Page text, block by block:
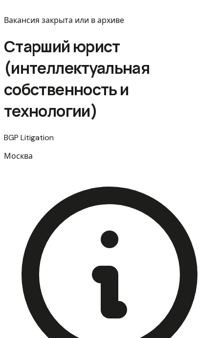
Вакансия закрыта или в архиве
Старший юрист
(интеллектуальная
собственность и
технологии)
BGP Litigation
Москва